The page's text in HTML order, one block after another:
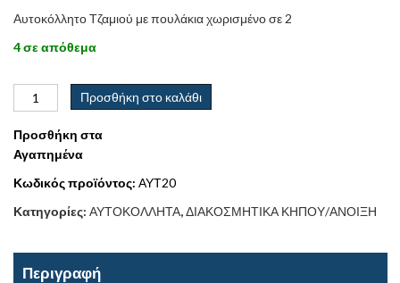
Αυτοκόλλητο Τζαμιού με πουλάκια χωρισμένο σε 2
4 σε απόθεμα
Προσθήκη στο καλάθι
Προσθήκη στα
Αγαπημένα
Κωδικός προϊόντος: ΑΥΤ20
Κατηγορίες: ΑΥΤΟΚΟΛΛΗΤΑ,ΔΙΑΚΟΣΜΗΤΙΚΑ ΚΗΠΟΥ/ΑΝΟΙΞΗ
Περιγραφή